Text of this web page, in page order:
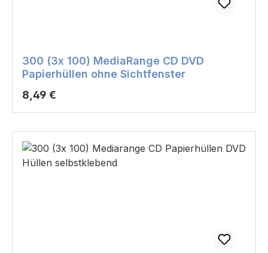
300 (3x 100) MediaRange CD DVD
Papierhüllen ohne Sichtfenster
Regulärer Preis:
8,49 €